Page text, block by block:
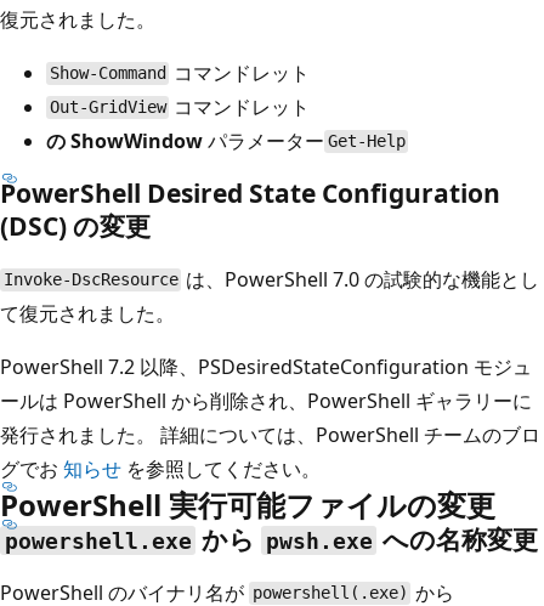
復元されました。
Show-Command コマンドレット
Out-GridView コマンドレット
の ShowWindowパラメーター Get-Help
PowerShell Desired State Configuration
(DSC) の変更
Invoke-DscResource は、PowerShell 7.0 の試験的な機能とし
て復元されました。
PowerShell 7.2 以降、PSDesiredStateConfiguration モジュ
ールは PowerShell から削除され、PowerShell ギャラリーに
発行されました。 詳細については、PowerShell チームのブロ
グでお 知らせ を参照してください。
PowerShell 実行可能ファイルの変更
powershell.exe から pwsh.exe への名称変更
PowerShell のバイナリ名が powershell(.exe) から